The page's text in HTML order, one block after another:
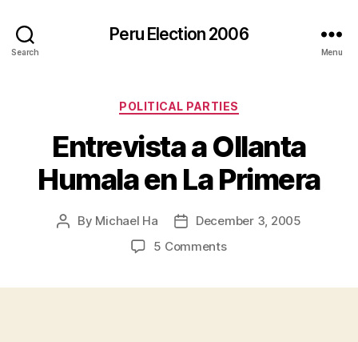
Search
Peru Election 2006
Menu
Categories
POLITICAL PARTIES
Entrevista a Ollanta
Humala en La Primera
Post
By Michael Ha
PostDecember 3, 2005
5 Commentson